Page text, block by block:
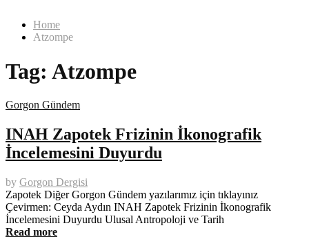
Home
Atzompe
Tag: Atzompe
Gorgon Gündem
INAH Zapotek Frizinin İkonografik
İncelemesini Duyurdu
by Gorgon Dergisi
Zapotek Diğer Gorgon Gündem yazılarımız için tıklayınız
Çevirmen: Ceyda Aydın INAH Zapotek Frizinin İkonografik
İncelemesini Duyurdu Ulusal Antropoloji ve Tarih
Read more